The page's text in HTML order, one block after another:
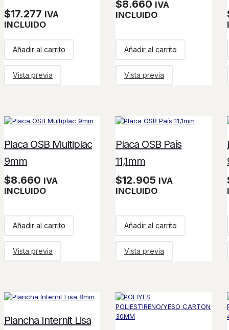
$17.277 IVA
INCLUIDO
Añadir al carrito
Vista previa
$8.660 IVA
INCLUIDO
Añadir al carrito
Vista previa
Placa OSB Multiplac
9mm
$8.660 IVA
INCLUIDO
Añadir al carrito
Vista previa
Placa OSB País
11,1mm
$12.905 IVA
INCLUIDO
Añadir al carrito
Vista previa
Plancha Internit Lisa